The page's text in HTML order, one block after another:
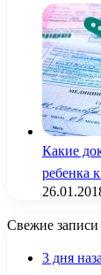
Какие
ребенка
Свежие записи
3 дня